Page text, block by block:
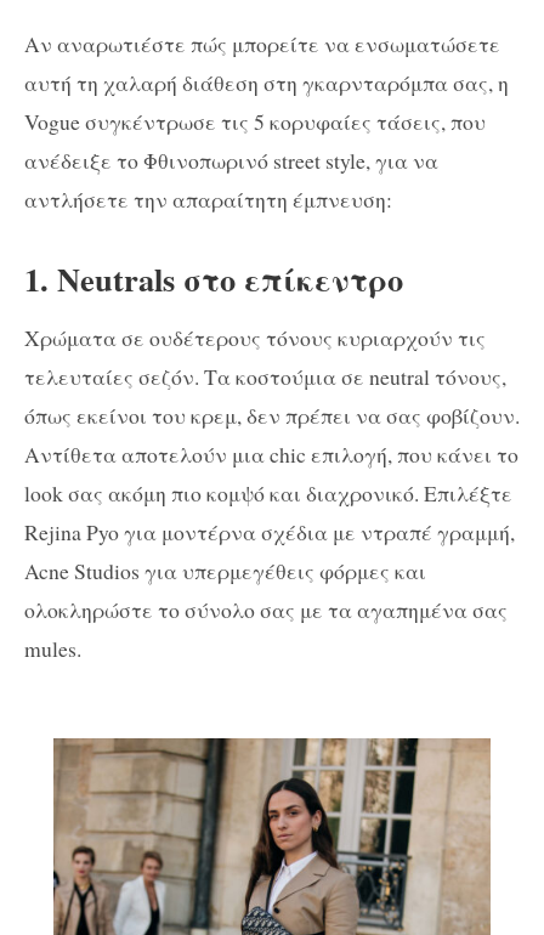
Αν αναρωτιέστε πώς μπορείτε να ενσωματώσετε
αυτή τη χαλαρή διάθεση στη γκαρνταρόμπα σας, η
Vogue συγκέντρωσε τις 5 κορυφαίες τάσεις, που
ανέδειξε το Φθινοπωρινό street style, για να
αντλήσετε την απαραίτητη έμπνευση:
1. Neutrals στο επίκεντρο
Χρώματα σε ουδέτερους τόνους κυριαρχούν τις
τελευταίες σεζόν. Τα κοστούμια σε neutral τόνους,
όπως εκείνοι του κρεμ, δεν πρέπει να σας φοβίζουν.
Αντίθετα αποτελούν μια chic επιλογή, που κάνει το
look σας ακόμη πιο κομψό και διαχρονικό. Επιλέξτε
Rejina Pyo για μοντέρνα σχέδια με ντραπέ γραμμή,
Acne Studios για υπερμεγέθεις φόρμες και
ολοκληρώστε το σύνολο σας με τα αγαπημένα σας
mules.